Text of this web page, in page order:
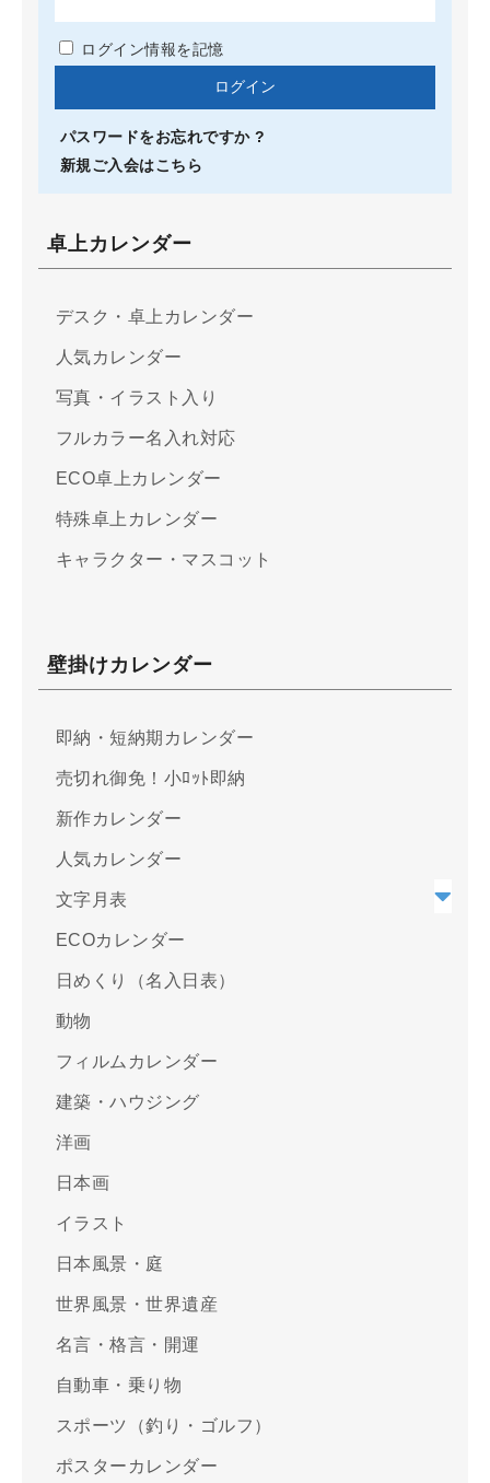
ログイン情報を記憶
パスワードをお忘れですか ?
新規ご入会はこちら
卓上カレンダー
デスク・卓上カレンダー
人気カレンダー
写真・イラスト入り
フルカラー名入れ対応
ECO卓上カレンダー
特殊卓上カレンダー
キャラクター・マスコット
壁掛けカレンダー
即納・短納期カレンダー
売切れ御免！小ﾛｯﾄ即納
新作カレンダー
人気カレンダー
文字月表
ECOカレンダー
日めくり（名入日表）
動物
フィルムカレンダー
建築・ハウジング
洋画
日本画
イラスト
日本風景・庭
世界風景・世界遺産
名言・格言・開運
自動車・乗り物
スポーツ（釣り・ゴルフ）
ポスターカレンダー